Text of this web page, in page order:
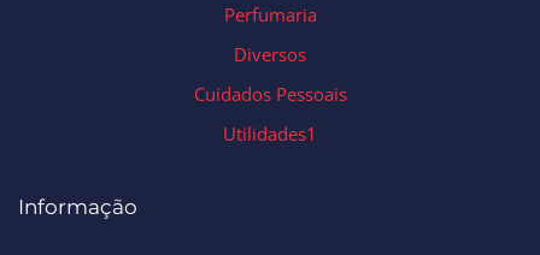
Perfumaria
Diversos
Cuidados Pessoais
Utilidades1
Informação